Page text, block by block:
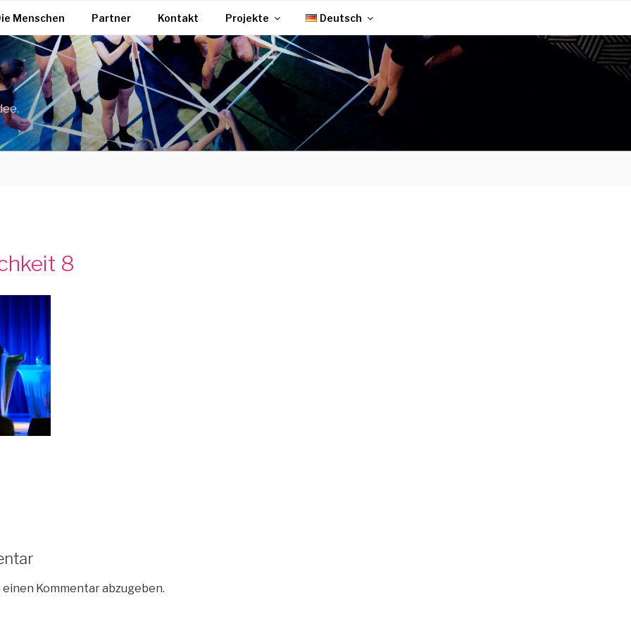
Menschen Partner Kontakt Projekte Deutsch
8
einen Kommentar abzugeben.